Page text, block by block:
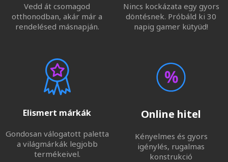
Vedd át csomagod
otthonodban, akár már a
rendelésed másnapján.
Nincs kockázata egy gyors
döntésnek. Próbáld ki 30
napig gamer kütyüd!
Elismert márkák
Gondosan válogatott paletta
a világmárkák legjobb
termékeivel.
Online hitel
Kényelmes és gyors
igénylés, rugalmas
konstrukció